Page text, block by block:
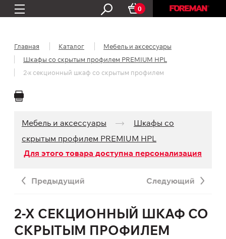
0
Главная Каталог
Мебель и аксессуары
Шкафы со скрытым профилем PREMIUM HPL
2-х секционный шкаф со скрытым профилем
Мебель и аксессуары
Шкафы со
скрытым профилем PREMIUM HPL
Для этого товара доступна персонализация
Предыдущий Следующий
2-Х СЕКЦИОННЫЙ ШКАФ СО
СКРЫТЫМ ПРОФИЛЕМ